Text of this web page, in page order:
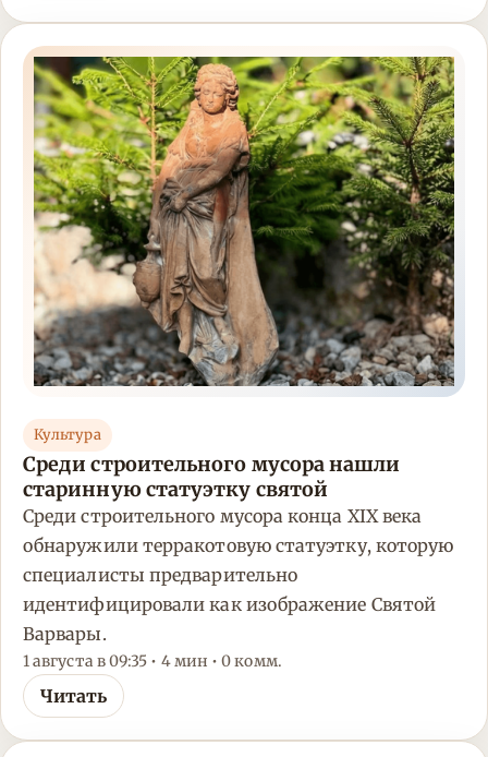
Культура
Среди строительного мусора нашли
старинную статуэтку святой
Среди строительного мусора конца XIX века
обнаружили терракотовую статуэтку, которую
специалисты предварительно
идентифицировали как изображение Святой
Варвары.
1 августа в 09:35 • 4 мин • 0 комм.
Читать